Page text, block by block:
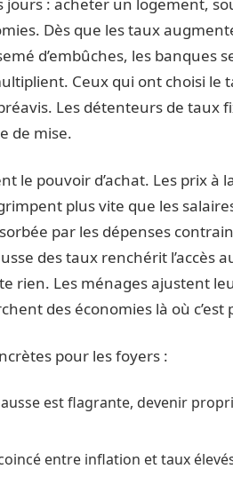
Dès que les taux
d’embûches, les banques
Ceux qui ont choisi le
Les détenteurs de taux
de mise.
le pouvoir d’achat. Les prix à
plus vite que les salaires.
par les dépenses
des taux renchérit l’accès
rien. Les ménages ajustent
des économies là où c’est
pour les foyers :
est flagrante, devenir
entre inflation et taux